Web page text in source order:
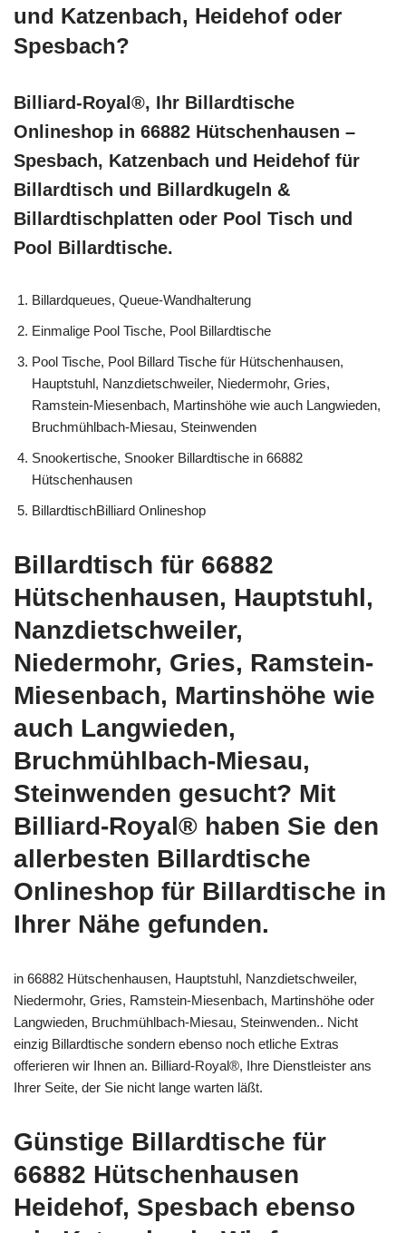
und Katzenbach, Heidehof oder
Spesbach?
Billiard-Royal®, Ihr Billardtische
Onlineshop in 66882 Hütschenhausen –
Spesbach, Katzenbach und Heidehof für
Billardtisch und Billardkugeln &
Billardtischplatten oder Pool Tisch und
Pool Billardtische.
Billardqueues, Queue-Wandhalterung
Einmalige Pool Tische, Pool Billardtische
Pool Tische, Pool Billard Tische für Hütschenhausen,
Hauptstuhl, Nanzdietschweiler, Niedermohr, Gries,
Ramstein-Miesenbach, Martinshöhe wie auch Langwieden,
Bruchmühlbach-Miesau, Steinwenden
Snookertische, Snooker Billardtische in 66882
Hütschenhausen
BillardtischBilliard Onlineshop
Billardtisch für 66882
Hütschenhausen, Hauptstuhl,
Nanzdietschweiler,
Niedermohr, Gries, Ramstein-
Miesenbach, Martinshöhe wie
auch Langwieden,
Bruchmühlbach-Miesau,
Steinwenden gesucht? Mit
Billiard-Royal® haben Sie den
allerbesten Billardtische
Onlineshop für Billardtische in
Ihrer Nähe gefunden.
in 66882 Hütschenhausen, Hauptstuhl, Nanzdietschweiler,
Niedermohr, Gries, Ramstein-Miesenbach, Martinshöhe oder
Langwieden, Bruchmühlbach-Miesau, Steinwenden.. Nicht
einzig Billardtische sondern ebenso noch etliche Extras
offerieren wir Ihnen an. Billiard-Royal®, Ihre Dienstleister ans
Ihrer Seite, der Sie nicht lange warten läßt.
Günstige Billardtische für
66882 Hütschenhausen
Heidehof, Spesbach ebenso